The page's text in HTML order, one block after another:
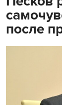
после